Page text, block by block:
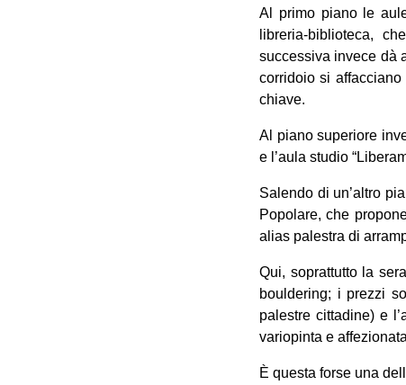
Al primo piano le
libreria-biblioteca,
successiva invece dà
corridoio si
chiave.
Al piano superiore
e l’aula studio
Salendo di un’altro
Popolare, che
alias palestra di
Qui, soprattutto la
bouldering; i prezzi
palestre cittadine) e
variopinta e
È questa forse una